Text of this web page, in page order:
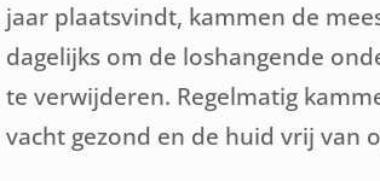
jaar plaatsvindt, kammen de
dagelijks om de loshangende
te verwijderen. Regelmatig
vacht gezond en de huid vrij van